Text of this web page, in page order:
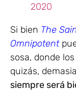
2020
Si bien The
Omnipotent
sosa, donde
quizás,
siempre será